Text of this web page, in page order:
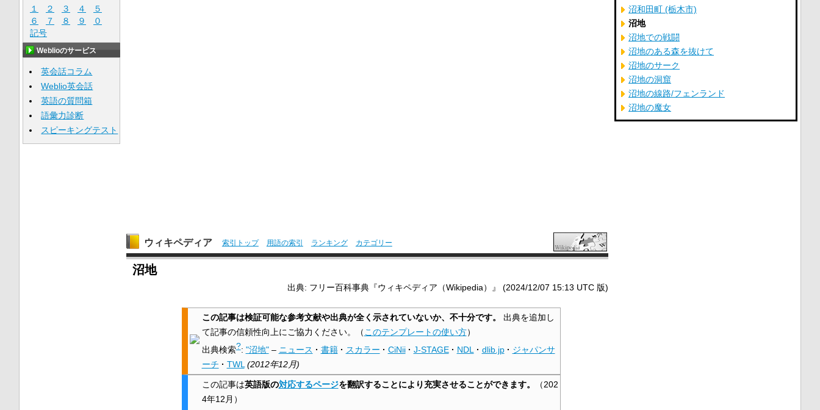
ウィキペディア 索引トップ 用語の索引 ランキング カテゴリー
沼地
出典: フリー百科事典『ウィキペディア（Wikipedia）』 (2024/12/07 15:13 UTC 版)
この記事は検証可能な参考文献や出典が全く示されていないか、不十分です。
出典を追加し
て記事の信頼性向上にご協力ください。
（ このテンプレートの使い方）
出典検索?: "沼地"– ニュース · 書籍 · スカラー · CiNii · J-STAGE · NDL · dlib.jp · ジャパンサ
ーチ · TWL (2012年12月)
この記事は英語版の対応するページを翻訳することにより充実させることができます。 （202
4年12月 ）
１ ２ ３ ４
５
６
７ ８ ９
０
記号
Weblioのサービス
英会話コラム
Weblio英会話
英語の質問箱
語彙力診断
スピーキングテスト
沼和田町 (栃木市)
沼地
沼地での戦闘
沼地のある森を抜けて
沼地のサーク
沼地の洞窟
沼地の線路/フェンランド
沼地の魔女